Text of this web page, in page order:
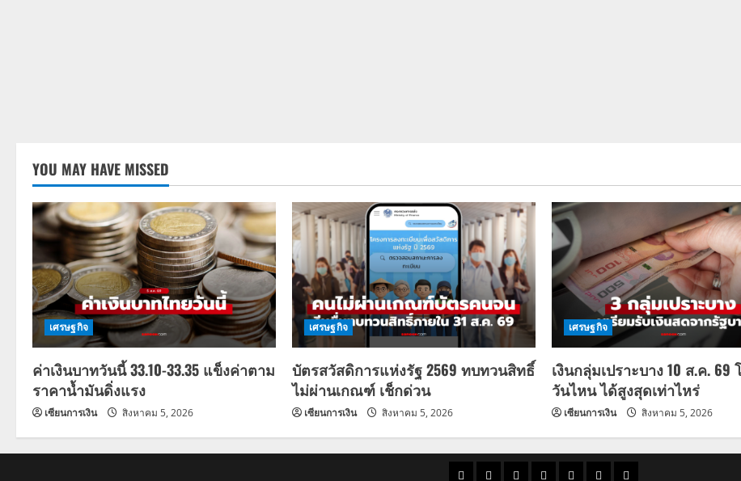
YOU MAY HAVE MISSED
เศรษฐกิจ
ค่าเงินบาทวันนี้ 33.10-33.35 แข็งค่าตาม
ราคาน้ำมันดิ่งแรง
เซียนการเงิน สิงหาคม 5, 2026
เศรษฐกิจ
บัตรสวัสดิการแห่งรัฐ 2569 ทบทวนสิทธิ์
ไม่ผ่านเกณฑ์ เช็กด่วน
เซียนการเงิน สิงหาคม 5, 2026
เศรษฐกิจ
เงินกลุ่มเปราะบาง 10 ส.ค. 69
วันไหน ได้สูงสุดเท่าไหร่
เซียนการเงิน สิงหาคม 5, 2026
ราคาแนว ข่าว ข่าว ดูด ที่ ผู้ชาย